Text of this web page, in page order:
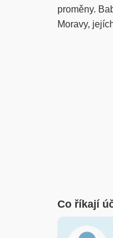
proměny.
Moravy,
Co říkají